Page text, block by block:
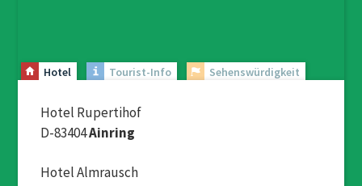
Hotel Tourist-Info Sehenswürdigkeit
Hotel Rupertihof
D-83404Ainring
Hotel Almrausch